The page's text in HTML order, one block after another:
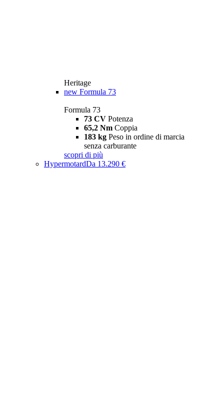
Heritage
new Formula 73
Formula 73
73 CV Potenza
65,2 Nm Coppia
183 kg Peso in ordine di marcia
senza carburante
scopri di più
HypermotardDa 13.290 €